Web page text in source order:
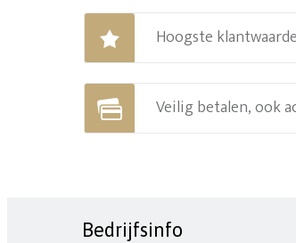
Hoogste
Veilig betalen, ook
Bedrijfsinfo